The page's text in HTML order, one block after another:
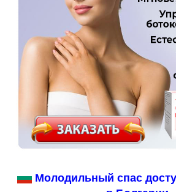
Молодильный спас